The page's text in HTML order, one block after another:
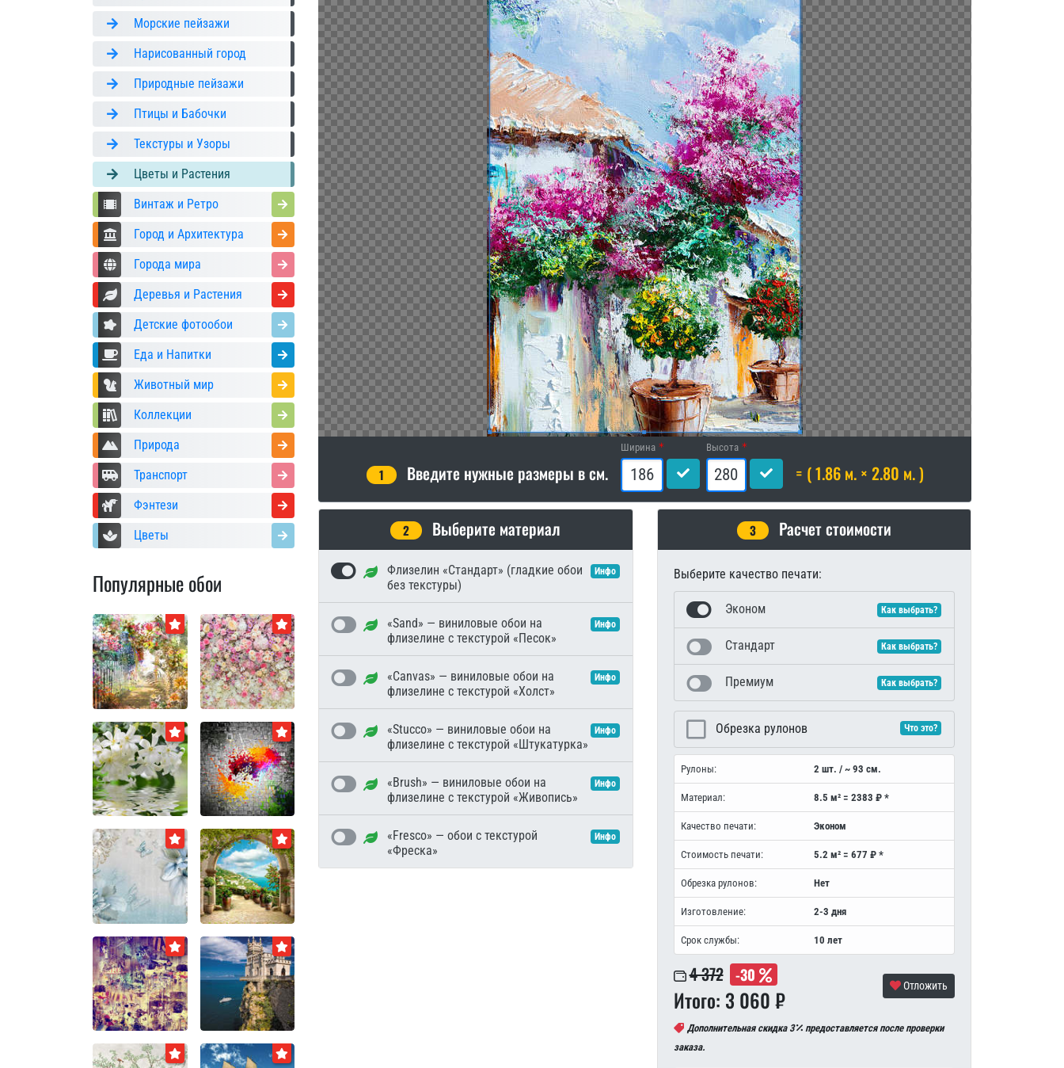
Морские пейзажи
Нарисованный город
Природные пейзажи
Птицы и Бабочки
Текстуры и Узоры
Цветы и Растения
Винтаж и Ретро
Город и Архитектура
Города мира
Деревья и Растения
Детские фотообои
Еда и Напитки
Животный мир
Коллекции
Природа
Транспорт
Фэнтези
Цветы
Популярные обои
1 Введите нужные размеры в см.
Ширина Высота
= ( 1.86 м. × 2.80 м. )
2 Выберите материал
Флизелин «Стандарт» (гладкие обои
без текстуры)
Инфо
«Sand» — виниловые обои на
флизелине с текстурой «Песок»
Инфо
«Canvas» — виниловые обои на
флизелине с текстурой «Холст»
Инфо
«Stucco» — виниловые обои на
флизелине с текстурой «Штукатурка»
Инфо
«Brush» — виниловые обои на
флизелине с текстурой «Живопись»
Инфо
«Fresco» — обои с текстурой
«Фреска»
Инфо
3 Расчет стоимости
Выберите качество печати:
Эконом Как выбрать?
Стандарт Как выбрать?
Премиум Как выбрать?
Обрезка рулонов Что это?
Рулоны: 2 шт. / ~ 93 см.
Материал: 8.5 м² = 2383 ₽ *
Качество печати: Эконом
Стоимость печати: 5.2 м² = 677 ₽ *
Обрезка рулонов: Нет
Изготовление: 2-3 дня
Срок службы: 10 лет
4 372 -30
Итого: 3 060 ₽ Отложить
Дополнительная скидка 3 предоставляется после проверки
заказа.